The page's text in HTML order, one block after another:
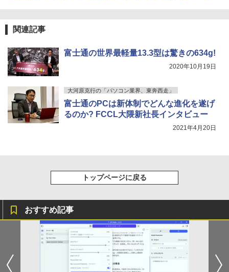
￥26,400
5
80代になるとたいていボケるか死ぬ。70
代は神様から与えられた特別な時間 （幻
冬舎新書） [ 林真理子 ]
るーとゅーす コードレス ENCノイズキャン
セリング 自動ペアリング Type-C充電 マイク
付き 防水 タッチ式音量調整 スポーツ/通勤/通
￥1,964
Xiaomi シャオミ REDMI Buds 8 Lite ワイヤ
レスイヤホン Bluetooth 5.4 ノイズキャンセ
BUGS LIFE
￥250
art Basic)
ベルレス 650mlPET×24本
￥572
スーパーの裏でヤニ吸うふたり 9巻 (デジタル
版ビッグガンガンコミックス)
￥810
関連記事
富士通の世界最軽量13.3型は驚きの634g!
2020年10月19日
大河原克行の「パソコン業界、東奔西走」
富士通のPCは新体制でどんな進化を遂げ
るのか? FCCL大隈新社長インタビュー
2021年4月20日
トップページに戻る
おすすめ記事